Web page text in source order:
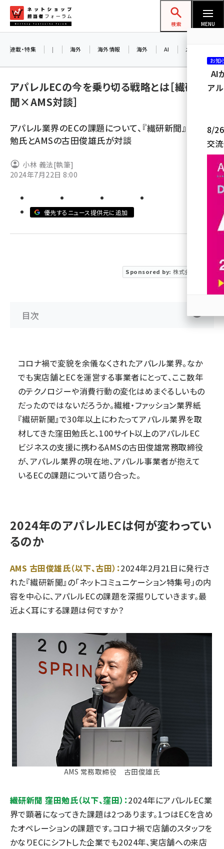
ン
ネットショップ担当者フォーラム
検索 MENU
yahoo (1901)
ecbeing (1207)
base (1077)
連載・特集 | 海外 海外情報 海外 AI メタバース
アパレルECの今を乗り切る戦略とは［繊研新
聞×AMS対談］
アパレル業界のECの課題について、『繊研新聞』の窪田
勉氏とAMSの古田俊雄氏が対談
小林 義法[執筆]
2024年7月22日 8:00
優先するニュース提供元に追加
Sponsored by:株式会社ＡＭＳ
目次
コロナ禍で変貌を余儀なくされたアパレル業界。なか
でも実店舗とECを運営する事業者にとって、ここ数年
のテクノロジーや消費行動の変化はめまぐるしいもの
だったのではないだろうか。繊維・ファッション業界紙
『繊研新聞』で30年以上にわたってアパレル業界を取
材してきた窪田勉氏と、100サイト以上のアパレルEC
ビジネスの支援に携わるAMSの古田俊雄常務取締役
が、アパレル業界の現在地、アパレル事業者が抱えて
いるECの課題について語り合った。
2024年のアパレルECは何が変わってい
るのか
AMS 古田俊雄氏（以下、古田）：2024年2月21日に発行さ
れた『繊研新聞』の「ネットコミュニケーション特集号」の内
容を中心に、アパレルECの課題を深掘りしていきます。最
近よく耳にする課題は何ですか？
AMS 常務取締役 古田俊雄氏
繊研新聞 窪田勉氏（以下、窪田）：2024年にアパレルEC業
界で顕著になってきた課題は2つあります。1つはECを含め
たオペレーションの課題です。コロナ禍で店舗のスタッフを
かなりECにシフトした企業でも2024年、実店舗への来店
お知
AI
ア
8/26
交
参